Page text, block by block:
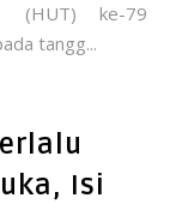
(HUT) ke-79
tangg...
Isi